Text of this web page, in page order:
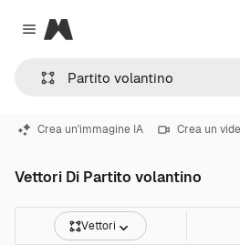
Close menu
Magnific
Crea un'immagine IA Crea un
Vettori Di Partito volantino
Vettori